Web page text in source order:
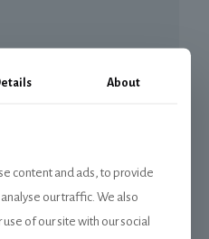
About
content and ads, to provide
our traffic. We also
of our site with our social